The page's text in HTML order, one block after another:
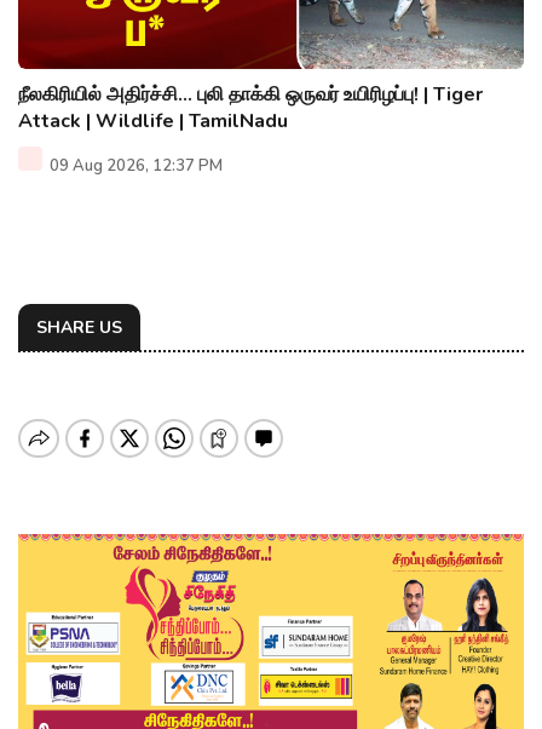
நீலகிரியில் அதிர்ச்சி... புலி தாக்கி ஒருவர் உயிரிழப்பு! | Tiger
Attack | Wildlife | TamilNadu
09 Aug 2026, 12:37 PM
SHARE US